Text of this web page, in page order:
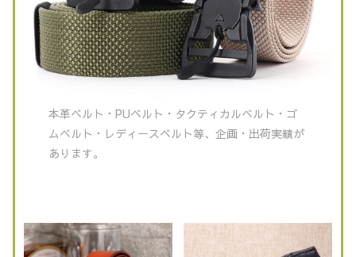
本革ベルト・PUベルト・タクティカルベルト・ゴ
ムベルト・レディースベルト等、企画・出荷実績が
あります。